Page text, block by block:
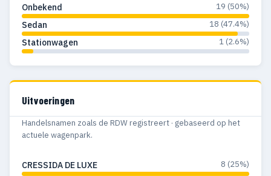
Onbekend 19 (50%)
Sedan 18 (47.4%)
Stationwagen 1 (2.6%)
Uitvoeringen
Handelsnamen zoals de RDW registreert · gebaseerd op het
actuele wagenpark.
CRESSIDA DE LUXE 8 (25%)